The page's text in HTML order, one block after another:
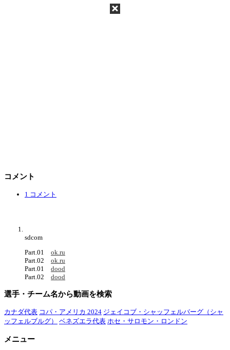
コメント
1 コメント
sdcom
Part.01 ok.ru
Part.02 ok.ru
Part.01 dood
Part.02 dood
選手・チーム名から動画を検索
カナダ代表 コパ・アメリカ 2024 ジェイコブ・シャッフェルバーグ（シャ
ッフェルブルグ）
ベネズエラ代表 ホセ・サロモン・ロンドン
メニュー